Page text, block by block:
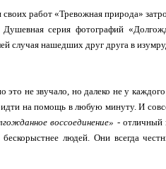
работ «Тревожная природа»
серия фотографий
случая нашедших друг друга в
не звучало, но далеко не у
на помощь в любую минуту. И
воссоединение» - отличный
людей. Они всегда